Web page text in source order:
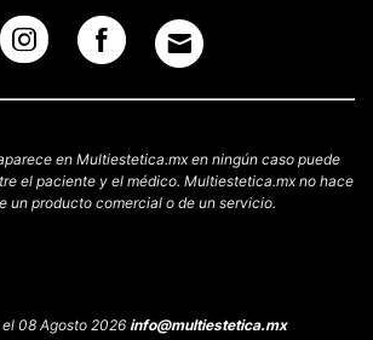
en Multiestetica.mx en ningún caso puede
el paciente y el médico. Multiestetica.mx no hace
un producto comercial o de un servicio.
08 Agosto 2026 info@multiestetica.mx